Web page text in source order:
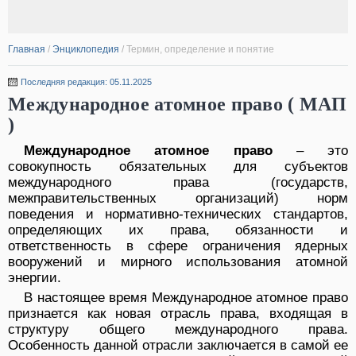
Главная / Энциклопедия / Термин, определение и понятие
Последняя редакция: 05.11.2025
Международное атомное право ( МАП
)
Международное атомное право – это
совокупность обязательных для субъектов
международного права (государств,
межправительственных организаций) норм
поведения и нормативно-технических стандартов,
определяющих их права, обязанности и
ответственность в сфере ограничения ядерных
вооружений и мирного использования атомной
энергии.
В настоящее время Международное атомное право
признается как новая отрасль права, входящая в
структуру общего международного права.
Особенность данной отрасли заключается в самой ее